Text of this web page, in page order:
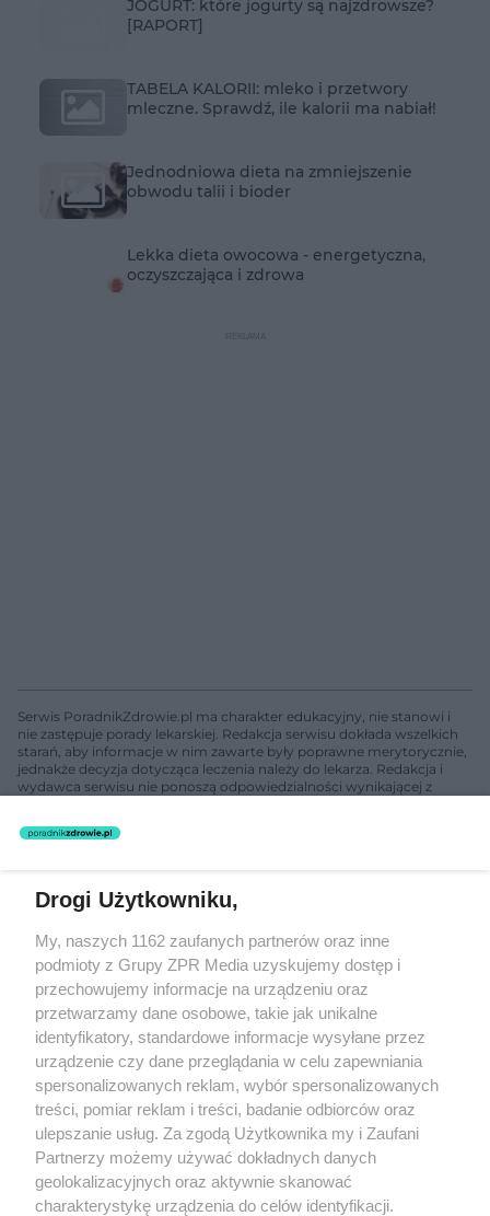
JOGURT: które jogurty są najzdrowsze?
[RAPORT]
TABELA KALORII: mleko i przetwory
mleczne. Sprawdź, ile kalorii ma nabiał!
Jednodniowa dieta na zmniejszenie
obwodu talii i bioder
Lekka dieta owocowa - energetyczna,
oczyszczająca i zdrowa
Serwis PoradnikZdrowie.pl ma charakter edukacyjny, nie stanowi i
nie zastępuje porady lekarskiej. Redakcja serwisu dokłada wszelkich
starań, aby informacje w nim zawarte były poprawne merytorycznie,
jednakże decyzja dotycząca leczenia należy do lekarza. Redakcja i
wydawca serwisu nie ponoszą odpowiedzialności wynikającej z
świadczeń zdrowotnych w rozumieniu art. 3 ust 1 ustawy o
rozpowszechniany lub dalej rozpowszechniany w jakikolwiek sposób
(w tym także elektroniczny lub mechaniczny) na jakimkolwiek polu
eksploatacji w jakiejkolwiek formie, włącznie z umieszczaniem w
Internecie bez pisemnej zgody właściciela praw. Jakiekolwiek użycie
lub wykorzystanie utworów w całości lub w części z naruszeniem
prawa, tzn. bez właściwej zgody, jest zabronione pod groźbą kary i
może być ścigane prawnie.
O nas
Drogi Użytkowniku,
My, naszych 1162 zaufanych partnerów oraz inne
podmioty z Grupy ZPR Media uzyskujemy dostęp i
przechowujemy informacje na urządzeniu oraz
przetwarzamy dane osobowe, takie jak unikalne
identyfikatory, standardowe informacje wysyłane przez
urządzenie czy dane przeglądania w celu zapewniania
spersonalizowanych reklam, wybór spersonalizowanych
treści, pomiar reklam i treści, badanie odbiorców oraz
ulepszanie usług. Za zgodą Użytkownika my i Zaufani
Partnerzy możemy używać dokładnych danych
geolokalizacyjnych oraz aktywnie skanować
charakterystykę urządzenia do celów identyfikacji.